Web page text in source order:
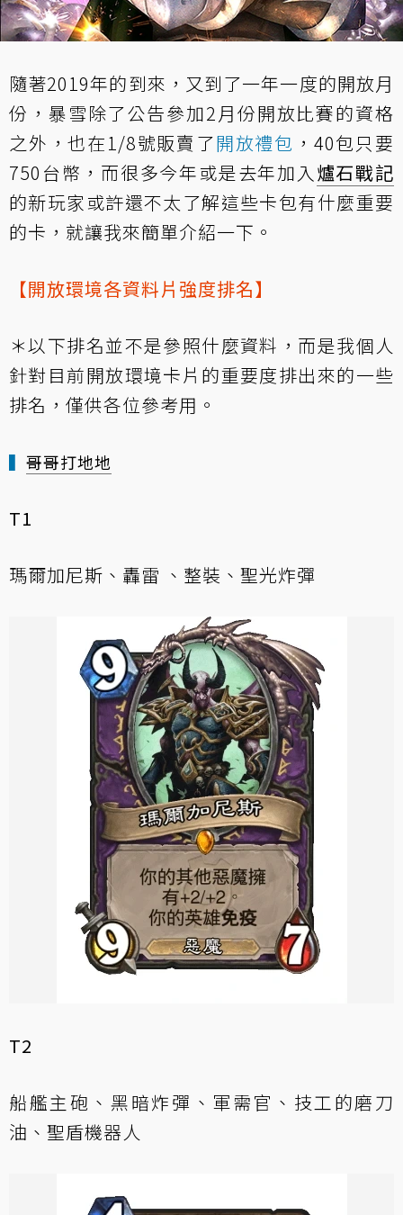
隨著2019年的到來，又到了一年一度的開放月
份，暴雪除了公告參加2月份開放比賽的資格
之外，也在1/8號販賣了開放禮包 ，40包只要
750台幣，而很多今年或是去年加入 爐石戰記
的新玩家或許還不太了解這些卡包有什麼重要
的卡，就讓我來簡單介紹一下。
【開放環境各資料片強度排名】
＊以下排名並不是參照什麼資料，而是我個人
針對目前開放環境卡片的重要度排出來的一些
排名，僅供各位參考用。
▍ 哥哥打地地
T1
瑪爾加尼斯、轟雷 、整裝、聖光炸彈
T2
船艦主砲、黑暗炸彈、軍需官、技工的磨刀
油、聖盾機器人